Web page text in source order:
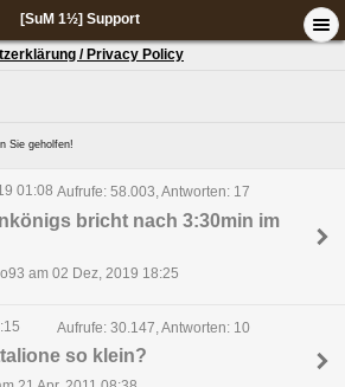
[SuM 1½] Support
/ Privacy Policy
Sie geholfen!
01:08 Aufrufe: 58.003, Antworten: 17
bricht nach 3:30min im
am 02 Dez, 2019 18:25
Aufrufe: 30.147, Antworten: 10
so klein?